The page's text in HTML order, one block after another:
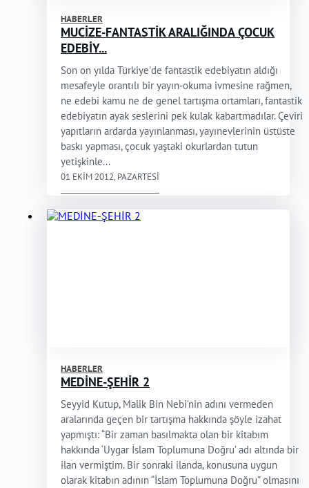
HABERLER
MUCİZE-FANTASTİK ARALIĞINDA ÇOCUK
EDEBİY...
Son on yılda Türkiye'de fantastik edebiyatın aldığı
mesafeyle orantılı bir yayın-okuma ivmesine rağmen,
ne edebi kamu ne de genel tartışma ortamları, fantastik
edebiyatın ayak seslerini pek kulak kabartmadılar. Çeviri
yapıtların ardarda yayınlanması, yayınevlerinin üstüste
baskı yapması, çocuk yaştaki okurlardan tutun
yetişkinle...
01 EKIM 2012, PAZARTESI
HABERLER
MEDİNE-ŞEHİR 2
Seyyid Kutup, Malik Bin Nebi’nin adını vermeden
aralarında geçen bir tartışma hakkında şöyle izahat
yapmıştı: “Bir zaman basılmakta olan bir kitabım
hakkında ‘Uygar İslam Toplumuna Doğru’ adı altında bir
ilan vermiştim. Bir sonraki ilanda, konusuna uygun
olarak kitabın adının “İslam Toplumuna Doğru” olmasını